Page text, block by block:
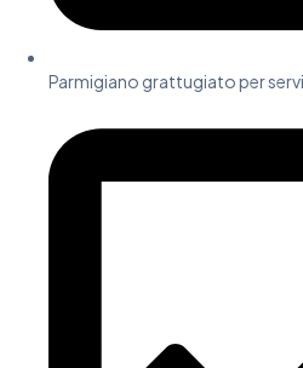
Parmigiano grattugiato per